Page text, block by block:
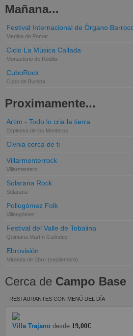
Mañana...
Festival Internacional de Órgano
Medina de Pomar
Ciclo La Música Callada
Monasterio de Rodilla
CuboRock
Cubo de Bureba
Proximamente...
Artim - Todo lo cria la tierra
Espinosa de los Monteros
Clvnia cerca de ti
Villarmenterrock
Villarmentero
Solarana Rock
Solarana
Pollogómez Folk
Villangómez
Festival del Valle de Tobalina
Quintana Martín Galíndez
Ebrovisión
Miranda de Ebro (septiembre)
Cerca de Campo Base
RESTAURANTES CON MENÚ DEL DÍA
Villa Trajano desde 19,00€